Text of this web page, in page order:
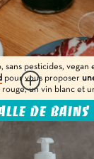
sans pesticides, vegan
pour vous proposer
un vin blanc et
DE BAINS